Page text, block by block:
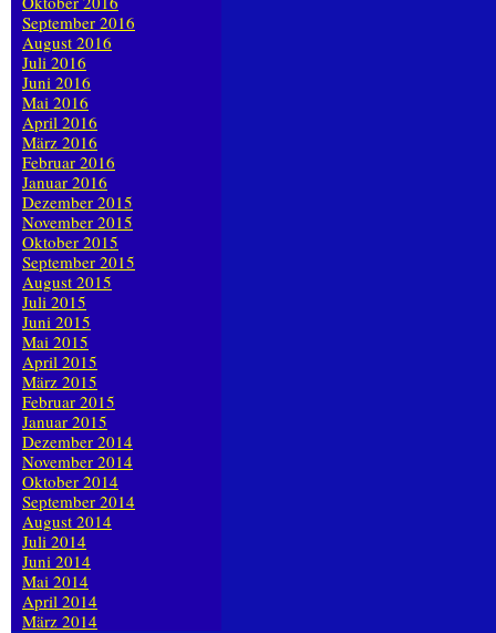
September 2016
August 2016
Juli 2016
Juni 2016
Mai 2016
April 2016
März 2016
Februar 2016
Januar 2016
Dezember 2015
November 2015
Oktober 2015
September 2015
August 2015
Juli 2015
Juni 2015
Mai 2015
April 2015
März 2015
Februar 2015
Januar 2015
Dezember 2014
November 2014
Oktober 2014
September 2014
August 2014
Juli 2014
Juni 2014
Mai 2014
April 2014
März 2014